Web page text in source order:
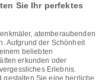
Sie Ihr perfektes
atemberaubenden
Aufgrund der Schönheit
beliebten
erkunden oder
Erlebnis.
gestalten Sie eine herrliche